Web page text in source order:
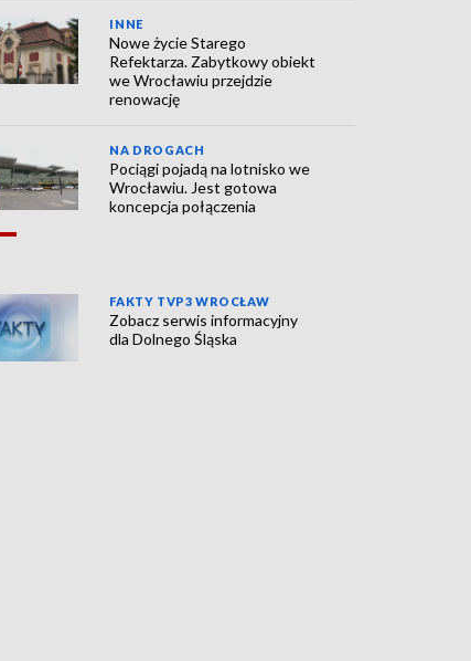
INNE
Nowe życie Starego
Refektarza. Zabytkowy obiekt
we Wrocławiu przejdzie
renowację
NA DROGACH
Pociągi pojadą na lotnisko we
Wrocławiu. Jest gotowa
koncepcja połączenia
FAKTY TVP3 WROCŁAW
Zobacz serwis informacyjny
dla Dolnego Śląska